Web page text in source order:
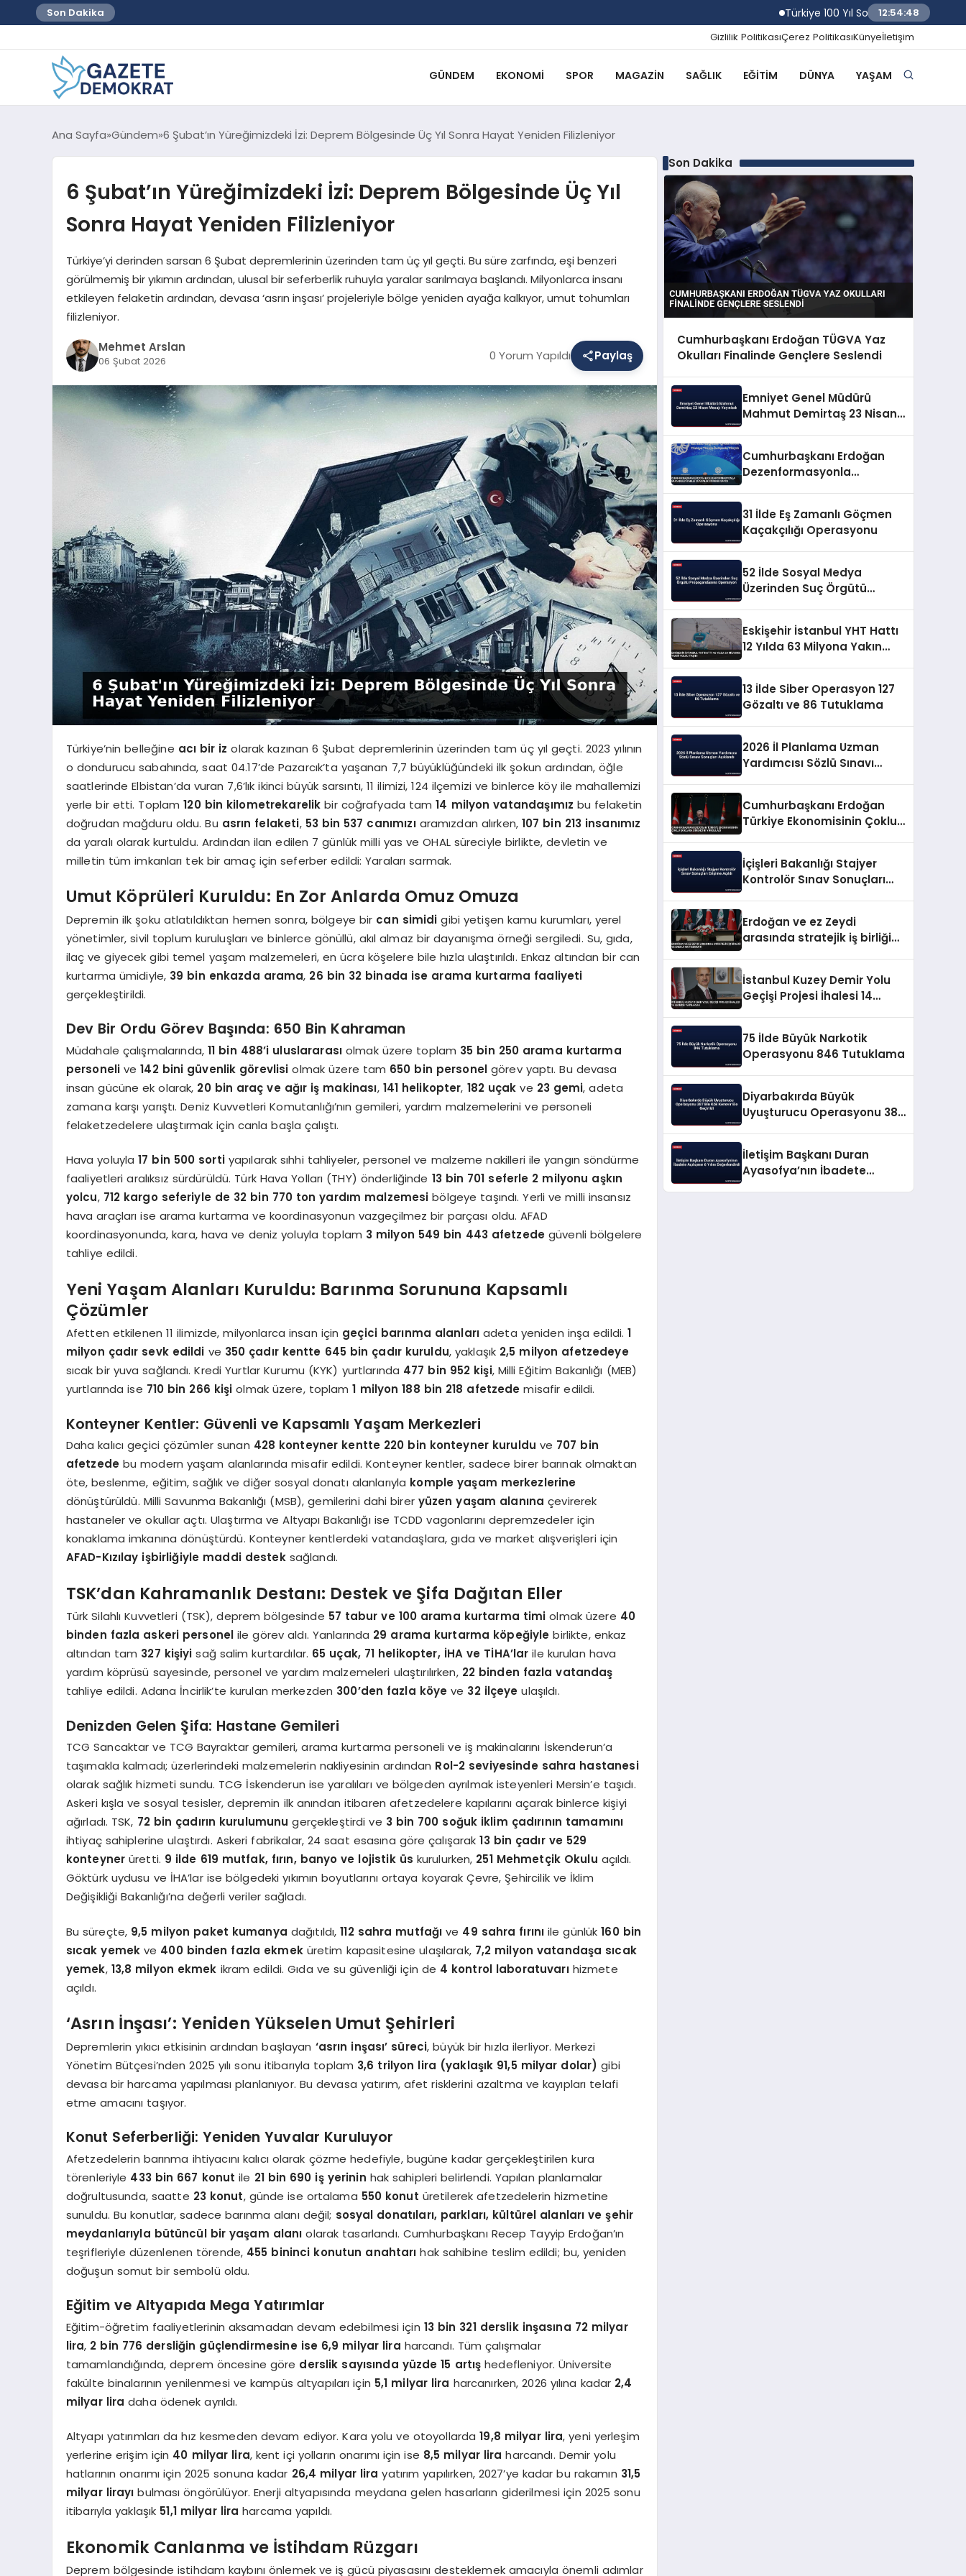
Son Dakika Türkiye 100 Yıl Sonra Kerkük Petrol
12:54:49
Gizlilik PolitikasıÇerez PolitikasıKünyeİletişim
GÜNDEM EKONOMI SPOR MAGAZIN SAĞLIK EĞITIM DÜNYA YAŞAM
Ana Sayfa Gündem 6 Şubat’ın Yüreğimizdeki İzi: Deprem Bölgesinde Üç Yıl Sonra Hayat Yeniden Filizleniyor
6 Şubat’ın Yüreğimizdeki İzi: Deprem Bölgesinde Üç Yıl
Sonra Hayat Yeniden Filizleniyor
Türkiye’yi derinden sarsan 6 Şubat depremlerinin üzerinden tam üç yıl geçti. Bu süre zarfında, eşi benzeri
görülmemiş bir yıkımın ardından, ulusal bir seferberlik ruhuyla yaralar sarılmaya başlandı. Milyonlarca insanı
etkileyen felaketin ardından, devasa ‘asrın inşası’ projeleriyle bölge yeniden ayağa kalkıyor, umut tohumları
filizleniyor.
Mehmet Arslan
06 Şubat 2026 0 Yorum Yapıldı Paylaş
Türkiye’nin belleğine acı bir iz olarak kazınan 6 Şubat depremlerinin üzerinden tam üç yıl geçti. 2023 yılının
o dondurucu sabahında, saat 04.17’de Pazarcık’ta yaşanan 7,7 büyüklüğündeki ilk şokun ardından, öğle
saatlerinde Elbistan’da vuran 7,6’lık ikinci büyük sarsıntı, 11 ilimizi, 124 ilçemizi ve binlerce köy ile mahallemizi
yerle bir etti. Toplam120 bin kilometrekarelik bir coğrafyada tam14 milyon vatandaşımız bu felaketin
doğrudan mağduru oldu. Bu asrın felaketi, 53 bin 537 canımızıaramızdan alırken, 107 bin 213 insanımız
da yaralı olarak kurtuldu. Ardından ilan edilen 7 günlük milli yas ve OHAL süreciyle birlikte, devletin ve
milletin tüm imkanları tek bir amaç için seferber edildi: Yaraları sarmak.
Umut Köprüleri Kuruldu: En Zor Anlarda Omuz Omuza
Depremin ilk şoku atlatıldıktan hemen sonra, bölgeye bir can simidi gibi yetişen kamu kurumları, yerel
yönetimler, sivil toplum kuruluşları ve binlerce gönüllü, akıl almaz bir dayanışma örneği sergiledi. Su, gıda,
ilaç ve giyecek gibi temel yaşam malzemeleri, en ücra köşelere bile hızla ulaştırıldı. Enkaz altından bir can
kurtarma ümidiyle, 39 bin enkazda arama, 26 bin 32 binada ise arama kurtarma faaliyeti
gerçekleştirildi.
Dev Bir Ordu Görev Başında: 650 Bin Kahraman
Müdahale çalışmalarında, 11 bin 488’i uluslararası olmak üzere toplam 35 bin 250 arama kurtarma
personeli ve142 bini güvenlik görevlisi olmak üzere tam 650 bin personel görev yaptı. Bu devasa
insan gücüne ek olarak, 20 bin araç ve ağır iş makinası, 141 helikopter, 182 uçak ve 23 gemi, adeta
zamana karşı yarıştı. Deniz Kuvvetleri Komutanlığı’nın gemileri, yardım malzemelerini ve personeli
felaketzedelere ulaştırmak için canla başla çalıştı.
Hava yoluyla17 bin 500 sortiyapılarak sıhhi tahliyeler, personel ve malzeme nakilleri ile yangın söndürme
faaliyetleri aralıksız sürdürüldü. Türk Hava Yolları (THY) önderliğinde 13 bin 701 seferle 2 milyonu aşkın
yolcu, 712 kargo seferiyle de 32 bin 770 ton yardım malzemesi bölgeye taşındı. Yerli ve milli insansız
hava araçları ise arama kurtarma ve koordinasyonun vazgeçilmez bir parçası oldu. AFAD
koordinasyonunda, kara, hava ve deniz yoluyla toplam 3 milyon 549 bin 443 afetzede güvenli bölgelere
tahliye edildi.
Yeni Yaşam Alanları Kuruldu: Barınma Sorununa Kapsamlı
Çözümler
Afetten etkilenen 11 ilimizde, milyonlarca insan için geçici barınma alanları adeta yeniden inşa edildi.1
milyon çadır sevk edildi ve 350 çadır kentte 645 bin çadır kuruldu, yaklaşık 2,5 milyon afetzedeye
sıcak bir yuva sağlandı. Kredi Yurtlar Kurumu (KYK) yurtlarında 477 bin 952 kişi, Milli Eğitim Bakanlığı (MEB)
yurtlarında ise 710 bin 266 kişi olmak üzere, toplam1 milyon 188 bin 218 afetzede misafir edildi.
Konteyner Kentler: Güvenli ve Kapsamlı Yaşam Merkezleri
Daha kalıcı geçici çözümler sunan 428 konteyner kentte 220 bin konteyner kuruldu ve 707 bin
afetzedebu modern yaşam alanlarında misafir edildi. Konteyner kentler, sadece birer barınak olmaktan
öte, beslenme, eğitim, sağlık ve diğer sosyal donatı alanlarıyla komple yaşam merkezlerine
dönüştürüldü. Milli Savunma Bakanlığı (MSB), gemilerini dahi birer yüzen yaşam alanına çevirerek
hastaneler ve okullar açtı. Ulaştırma ve Altyapı Bakanlığı ise TCDD vagonlarını depremzedeler için
konaklama imkanına dönüştürdü. Konteyner kentlerdeki vatandaşlara, gıda ve market alışverişleri için
AFAD-Kızılay işbirliğiyle maddi desteksağlandı.
TSK’dan Kahramanlık Destanı: Destek ve Şifa Dağıtan Eller
Türk Silahlı Kuvvetleri (TSK), deprem bölgesinde 57 tabur ve 100 arama kurtarma timi olmak üzere 40
binden fazla askeri personel ile görev aldı. Yanlarında 29 arama kurtarma köpeğiyle birlikte, enkaz
altından tam 327 kişiyi sağ salim kurtardılar. 65 uçak, 71 helikopter, İHA ve TİHA’lar ile kurulan hava
yardım köprüsü sayesinde, personel ve yardım malzemeleri ulaştırılırken, 22 binden fazla vatandaş
tahliye edildi. Adana İncirlik’te kurulan merkezden 300’den fazla köye ve 32 ilçeye ulaşıldı.
Denizden Gelen Şifa: Hastane Gemileri
TCG Sancaktar ve TCG Bayraktar gemileri, arama kurtarma personeli ve iş makinalarını İskenderun’a
taşımakla kalmadı; üzerlerindeki malzemelerin nakliyesinin ardından Rol-2 seviyesinde sahra hastanesi
olarak sağlık hizmeti sundu. TCG İskenderun ise yaralıları ve bölgeden ayrılmak isteyenleri Mersin’e taşıdı.
Askeri kışla ve sosyal tesisler, depremin ilk anından itibaren afetzedelere kapılarını açarak binlerce kişiyi
ağırladı. TSK, 72 bin çadırın kurulumunu gerçekleştirdi ve 3 bin 700 soğuk iklim çadırının tamamını
ihtiyaç sahiplerine ulaştırdı. Askeri fabrikalar, 24 saat esasına göre çalışarak13 bin çadır ve 529
konteyner üretti. 9 ilde 619 mutfak, fırın, banyo ve lojistik üs kurulurken, 251 Mehmetçik Okulu açıldı.
Göktürk uydusu ve İHA’lar ise bölgedeki yıkımın boyutlarını ortaya koyarak Çevre, Şehircilik ve İklim
Değişikliği Bakanlığı’na değerli veriler sağladı.
Bu süreçte, 9,5 milyon paket kumanya dağıtıldı,112 sahra mutfağı ve 49 sahra fırını ile günlük160 bin
sıcak yemek ve 400 binden fazla ekmeküretim kapasitesine ulaşılarak, 7,2 milyon vatandaşa sıcak
yemek, 13,8 milyon ekmek ikram edildi. Gıda ve su güvenliği için de 4 kontrol laboratuvarıhizmete
açıldı.
‘Asrın İnşası’: Yeniden Yükselen Umut Şehirleri
Depremlerin yıkıcı etkisinin ardından başlayan ‘asrın inşası’ süreci, büyük bir hızla ilerliyor. Merkezi
Yönetim Bütçesi’nden 2025 yılı sonu itibarıyla toplam 3,6 trilyon lira (yaklaşık 91,5 milyar dolar) gibi
devasa bir harcama yapılması planlanıyor. Bu devasa yatırım, afet risklerini azaltma ve kayıpları telafi
etme amacını taşıyor.
Konut Seferberliği: Yeniden Yuvalar Kuruluyor
Afetzedelerin barınma ihtiyacını kalıcı olarak çözme hedefiyle, bugüne kadar gerçekleştirilen kura
törenleriyle 433 bin 667 konut ile 21 bin 690 iş yerinin hak sahipleri belirlendi. Yapılan planlamalar
doğrultusunda, saatte 23 konut, günde ise ortalama 550 konut üretilerek afetzedelerin hizmetine
sunuldu. Bu konutlar, sadece barınma alanı değil; sosyal donatıları, parkları, kültürel alanları ve şehir
meydanlarıyla bütüncül bir yaşam alanı olarak tasarlandı. Cumhurbaşkanı Recep Tayyip Erdoğan’ın
teşrifleriyle düzenlenen törende, 455 bininci konutun anahtarı hak sahibine teslim edildi; bu, yeniden
doğuşun somut bir sembolü oldu.
Eğitim ve Altyapıda Mega Yatırımlar
Eğitim-öğretim faaliyetlerinin aksamadan devam edebilmesi için 13 bin 321 derslik inşasına 72 milyar
lira, 2 bin 776 dersliğin güçlendirmesine ise 6,9 milyar lira harcandı. Tüm çalışmalar
tamamlandığında, deprem öncesine göre derslik sayısında yüzde 15 artış hedefleniyor. Üniversite
fakülte binalarının yenilenmesi ve kampüs altyapıları için 5,1 milyar lira harcanırken, 2026 yılına kadar 2,4
milyar lira daha ödenek ayrıldı.
Altyapı yatırımları da hız kesmeden devam ediyor. Kara yolu ve otoyollarda19,8 milyar lira, yeni yerleşim
yerlerine erişim için 40 milyar lira, kent içi yolların onarımı için ise 8,5 milyar lira harcandı. Demir yolu
hatlarının onarımı için 2025 sonuna kadar 26,4 milyar lira yatırım yapılırken, 2027’ye kadar bu rakamın 31,5
milyar lirayı bulması öngörülüyor. Enerji altyapısında meydana gelen hasarların giderilmesi için 2025 sonu
itibarıyla yaklaşık 51,1 milyar lira harcama yapıldı.
Ekonomik Canlanma ve İstihdam Rüzgarı
Deprem bölgesinde istihdam kaybını önlemek ve iş gücü piyasasını desteklemek amacıyla önemli adımlar
Son Dakika
Cumhurbaşkanı Erdoğan TÜGVA Yaz
Okulları Finalinde Gençlere Seslendi
Emniyet Genel Müdürü
Mahmut Demirtaş 23 Nisan
Cumhurbaşkanı Erdoğan
Dezenformasyonla
31 İlde Eş Zamanlı Göçmen
Kaçakçılığı Operasyonu
52 İlde Sosyal Medya
Üzerinden Suç Örgütü
Eskişehir İstanbul YHT Hattı
12 Yılda 63 Milyona Yakın
13 İlde Siber Operasyon 127
Gözaltı ve 86 Tutuklama
2026 İl Planlama Uzman
Yardımcısı Sözlü Sınavı
Cumhurbaşkanı Erdoğan
Türkiye Ekonomisinin Çoklu
İçişleri Bakanlığı Stajyer
Kontrolör Sınav Sonuçları
Erdoğan ve ez Zeydi
arasında stratejik iş birliği
İstanbul Kuzey Demir Yolu
Geçişi Projesi İhalesi 14
75 İlde Büyük Narkotik
Operasyonu 846 Tutuklama
Diyarbakırda Büyük
Uyuşturucu Operasyonu 387
İletişim Başkanı Duran
Ayasofya’nın İbadete